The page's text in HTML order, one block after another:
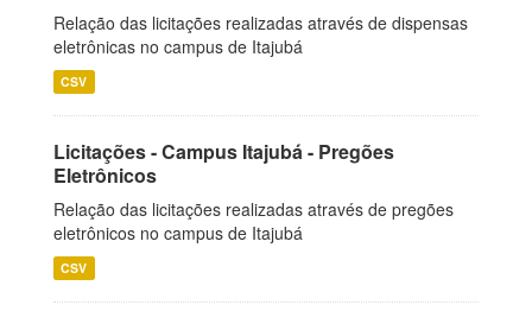
Relação das licitações realizadas através de dispensas
eletrônicas no campus de Itajubá
CSV
Licitações - Campus Itajubá - Pregões
Eletrônicos
Relação das licitações realizadas através de pregões
eletrônicos no campus de Itajubá
CSV